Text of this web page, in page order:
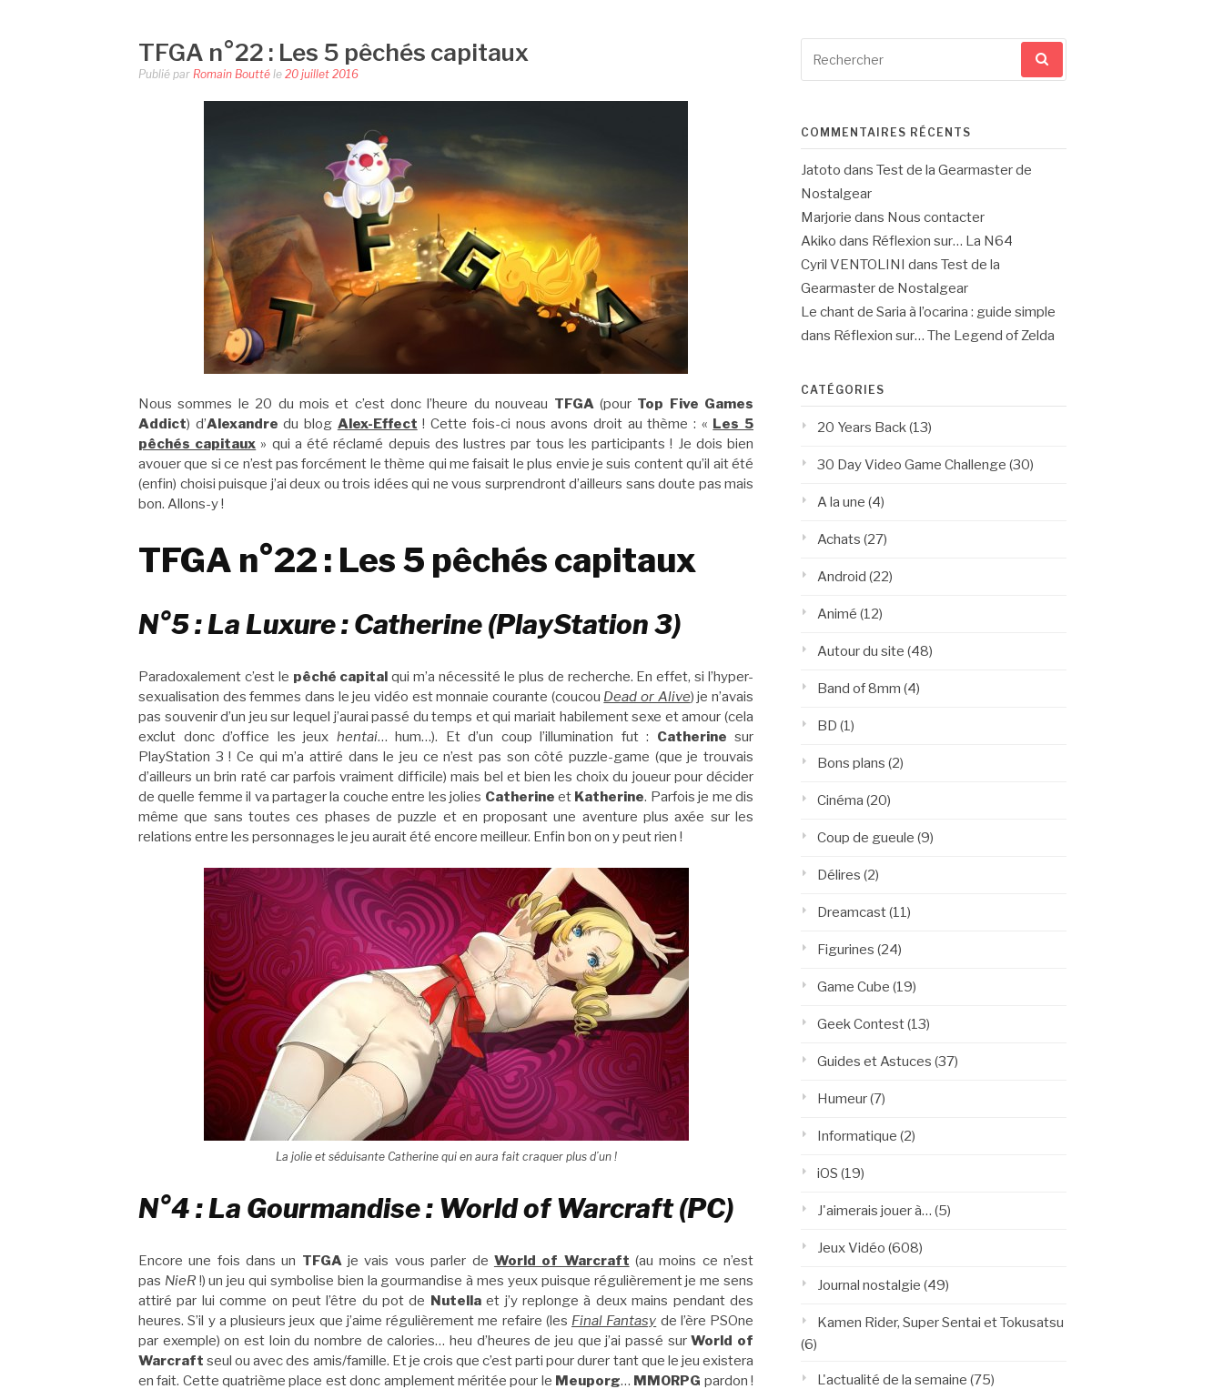
TFGA n°22 : Les 5 pêchés capitaux
Publié par Romain Boutté le 20 juillet 2016
Nous sommes le 20 du mois et c’est donc l’heure du nouveau TFGA(pour Top Five Games
Addict) d’Alexandre du blog Alex-Effect ! Cette fois-ci nous avons droit au thème : « Les 5
pêchés capitaux » qui a été réclamé depuis des lustres par tous les participants ! Je dois bien
avouer que si ce n’est pas forcément le thème qui me faisait le plus envie je suis content qu’il ait été
(enfin) choisi puisque j’ai deux ou trois idées qui ne vous surprendront d’ailleurs sans doute pas mais
bon. Allons-y !
TFGA n°22 : Les 5 pêchés capitaux
N°5 : La Luxure : Catherine (PlayStation 3)
Paradoxalement c’est le pêché capital qui m’a nécessité le plus de recherche. En effet, si l’hyper-
sexualisation des femmes dans le jeu vidéo est monnaie courante (coucou Dead or Alive) je n’avais
pas souvenir d’un jeu sur lequel j’aurai passé du temps et qui mariait habilement sexe et amour (cela
exclut donc d’office les jeux hentai… hum…). Et d’un coup l’illumination fut : Catherine sur
PlayStation 3 ! Ce qui m’a attiré dans le jeu ce n’est pas son côté puzzle-game (que je trouvais
d’ailleurs un brin raté car parfois vraiment difficile) mais bel et bien les choix du joueur pour décider
de quelle femme il va partager la couche entre les jolies Catherine et Katherine. Parfois je me dis
même que sans toutes ces phases de puzzle et en proposant une aventure plus axée sur les
relations entre les personnages le jeu aurait été encore meilleur. Enfin bon on y peut rien !
La jolie et séduisante Catherine qui en aura fait craquer plus d’un !
N°4 : La Gourmandise : World of Warcraft (PC)
Encore une fois dans un TFGAje vais vous parler de World of Warcraft (au moins ce n’est
pas NieR!) un jeu qui symbolise bien la gourmandise à mes yeux puisque régulièrement je me sens
attiré par lui comme on peut l’être du pot de Nutellaet j’y replonge à deux mains pendant des
heures. S’il y a plusieurs jeux que j’aime régulièrement me refaire (les Final Fantasy de l’ère PSOne
par exemple) on est loin du nombre de calories… heu d’heures de jeu que j’ai passé surWorld of
Warcraft seul ou avec des amis/famille. Et je crois que c’est parti pour durer tant que le jeu existera
en fait. Cette quatrième place est donc amplement méritée pour le Meuporg… MMORPG pardon !
pour
COMMENTAIRES RÉCENTS
Jatoto dans Test de la Gearmaster de
Nostalgear
Marjorie dans Nous contacter
Akiko dans Réflexion sur… La N64
Cyril VENTOLINI dans Test de la
Gearmaster de Nostalgear
Le chant de Saria à l’ocarina : guide simple
dans Réflexion sur… The Legend of Zelda
CATÉGORIES
20 Years Back (13)
30 Day Video Game Challenge (30)
A la une (4)
Achats (27)
Android (22)
Animé (12)
Autour du site (48)
Band of 8mm (4)
BD (1)
Bons plans (2)
Cinéma (20)
Coup de gueule (9)
Délires (2)
Dreamcast(11)
Figurines (24)
Game Cube (19)
Geek Contest(13)
Guides et Astuces (37)
Humeur(7)
Informatique (2)
iOS (19)
J'aimerais jouer à… (5)
Jeux Vidéo (608)
Journal nostalgie (49)
Kamen Rider, Super Sentai et Tokusatsu
(6)
L'actualité de la semaine (75)